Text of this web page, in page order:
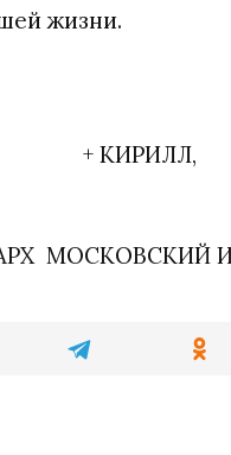
жизни.
+ КИРИЛЛ,
МОСКОВСКИЙ